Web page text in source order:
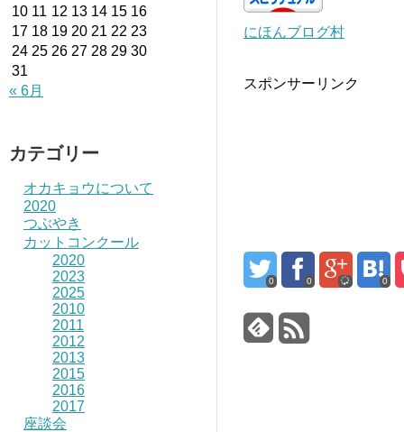
10 11 12 13 14 15 16
17 18 19 20 21 22 23
24 25 26 27 28 29 30
31
« 6月
カテゴリー
オカキョウについて
2020
つぶやき
カットコンクール
2020
2023
2025
2010
2011
2012
2013
2015
2016
2017
座談会
にほんブログ村
スポンサーリンク
0 0 0